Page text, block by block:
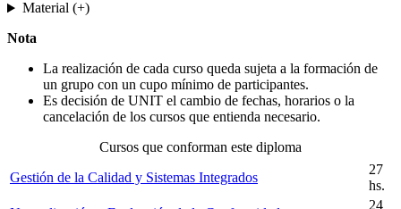
Material (+)
Nota
La realización de cada curso queda sujeta a la formación de
un grupo con un cupo mínimo de participantes.
Es decisión de UNIT el cambio de fechas, horarios o la
cancelación de los cursos que entienda necesario.
Cursos que conforman este diploma
Gestión de la Calidad y Sistemas Integrados
27
hs.
24